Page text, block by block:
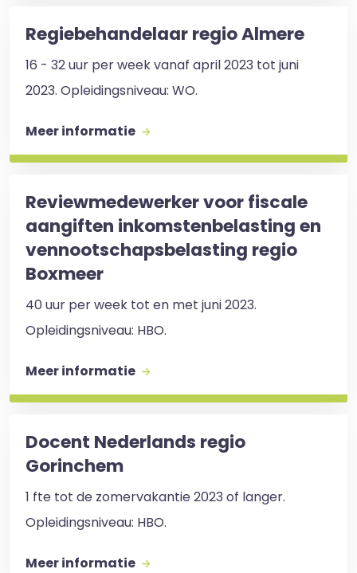
Regiebehandelaar regio Almere
16 - 32 uur per week vanaf april 2023 tot juni
2023. Opleidingsniveau: WO.
Meer informatie
Reviewmedewerker voor fiscale
aangiften inkomstenbelasting en
vennootschapsbelasting regio
Boxmeer
40 uur per week tot en met juni 2023.
Opleidingsniveau: HBO. ​
Meer informatie
Docent Nederlands regio
Gorinchem
1 fte tot de zomervakantie 2023 of langer.
Opleidingsniveau: HBO.
Meer informatie